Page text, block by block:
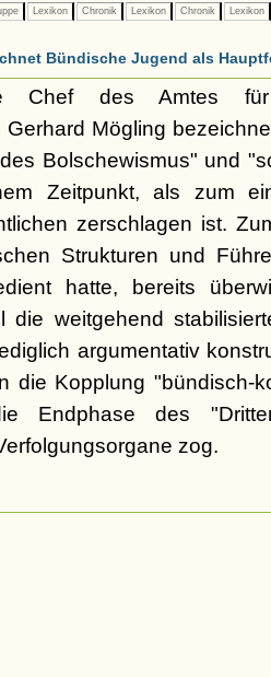
Lexikon Chronik Lexikon Chronik Lexikon
Bündische Jugend als
Chef des Amtes
Mögling
Bolschewismus" und
Zeitpunkt, als zum
zerschlagen ist.
Strukturen und
hatte, bereits
die weitgehend
argumentativ
die Kopplung "bündisch-
Endphase des
zog.